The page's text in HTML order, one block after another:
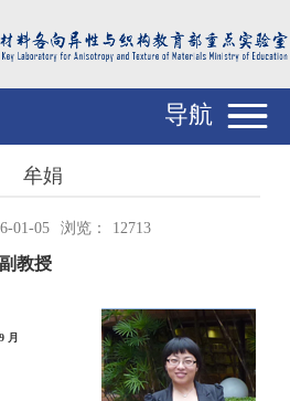
导航
牟娟
01-05 浏览： 12713
副教授
月